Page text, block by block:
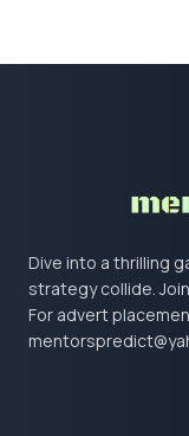
Dive into a thrilling
strategy collide.
For advert